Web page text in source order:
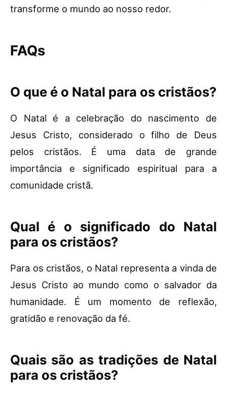
transforme o mundo ao nosso redor.
FAQs
O que é o Natal para os cristãos?
O Natal é a celebração do nascimento de
Jesus Cristo, considerado o filho de Deus
pelos cristãos. É uma data de grande
importância e significado espiritual para a
comunidade cristã.
Qual é o significado do Natal
para os cristãos?
Para os cristãos, o Natal representa a vinda de
Jesus Cristo ao mundo como o salvador da
humanidade. É um momento de reflexão,
gratidão e renovação da fé.
Quais são as tradições de Natal
para os cristãos?